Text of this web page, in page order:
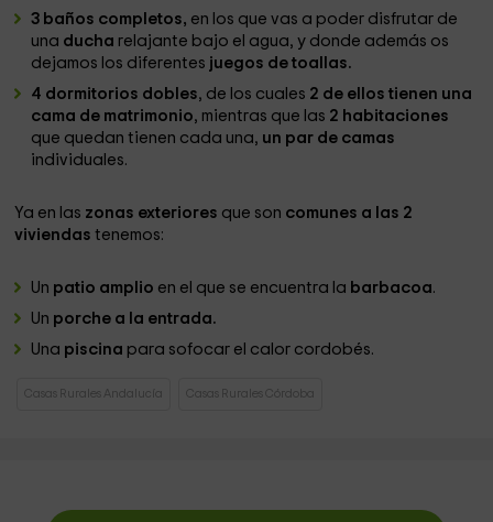
3 baños completos, en los que vas a poder disfrutar de
una ducha relajante bajo el agua, y donde además os
dejamos los diferentes juegos de toallas.
4 dormitorios dobles, de los cuales 2 de ellos tienen una
cama de matrimonio, mientras que las 2 habitaciones
que quedan tienen cada una, un par de camas
individuales.
Ya en las zonas exteriores que son comunes a las 2
viviendastenemos:
Un patio amplio en el que se encuentra la barbacoa.
Un porche a la entrada.
Una piscina para sofocar el calor cordobés.
Casas Rurales Andalucía Casas Rurales Córdoba